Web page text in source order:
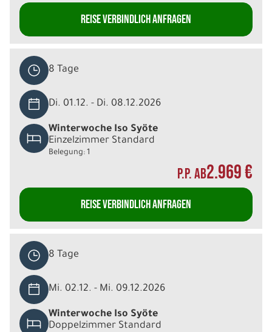
REISE VERBINDLICH ANFRAGEN
8 Tage
Di. 01.12. - Di. 08.12.2026
Winterwoche Iso Syöte
Einzelzimmer Standard
Belegung: 1
P.P. AB2.969 €
REISE VERBINDLICH ANFRAGEN
8 Tage
Mi. 02.12. - Mi. 09.12.2026
Winterwoche Iso Syöte
Doppelzimmer Standard